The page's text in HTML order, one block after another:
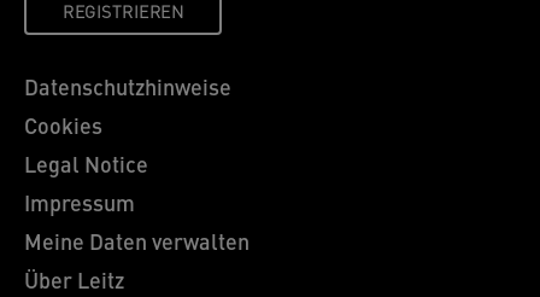
REGISTRIEREN
Datenschutzhinweise
Cookies
Legal Notice
Impressum
Meine Daten verwalten
Über Leitz